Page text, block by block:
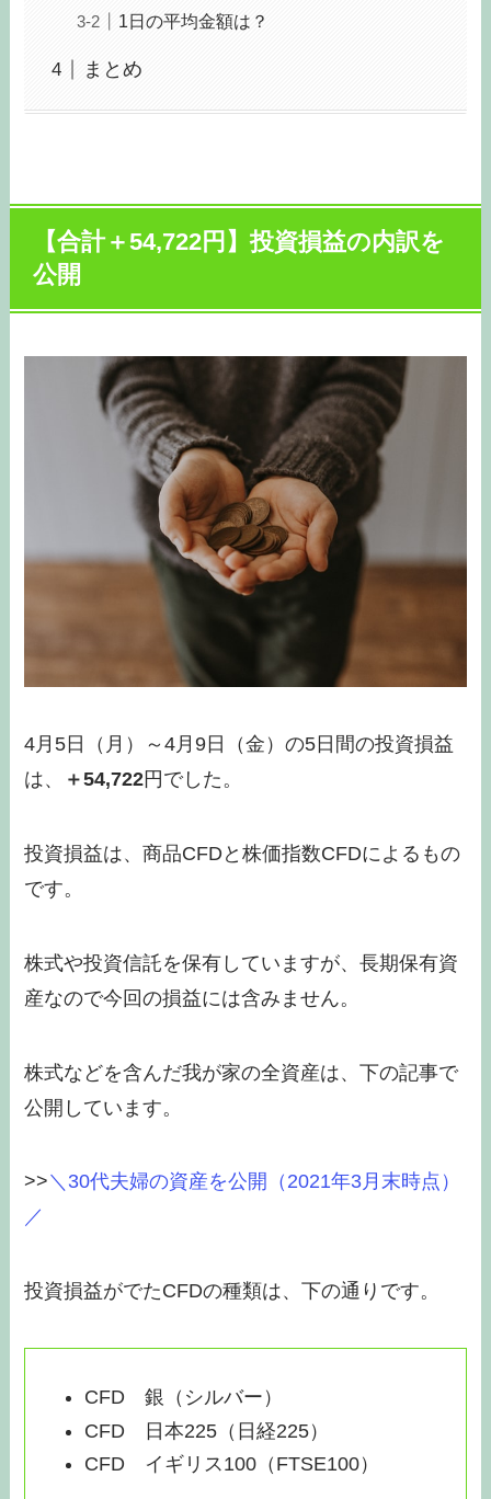
1日の平均金額は？
まとめ
【合計＋54,722円】投資損益の内訳を
公開
4月5日（月）～4月9日（金）の5日間の投資損益
は、
＋54,722円でした。
投資損益は、商品CFDと株価指数CFDによるもの
です。
株式や投資信託を保有していますが、長期保有資
産なので今回の損益には含みません。
株式などを含んだ我が家の全資産は、下の記事で
公開しています。
>>＼30代夫婦の資産を公開（2021年3月末時点）
／
投資損益がでたCFDの種類は、下の通りです。
CFD 銀（シルバー）
CFD 日本225（日経225）
CFD イギリス100（FTSE100）